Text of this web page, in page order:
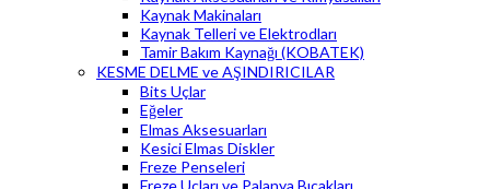
Kaynak Makinaları
Kaynak Telleri ve Elektrodları
Tamir Bakım Kaynağı (KOBATEK)
KESME DELME ve AŞINDIRICILAR
Bits Uçlar
Eğeler
Elmas Aksesuarları
Kesici Elmas Diskler
Freze Penseleri
Freze Uçları ve Palanya Bıçakları